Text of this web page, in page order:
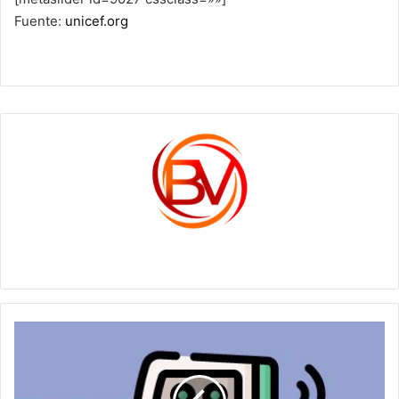
Fuente: unicef.org